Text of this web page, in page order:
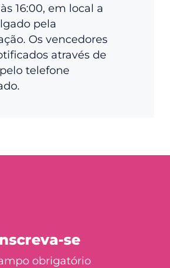
16:00, em local a
pela
Os vencedores
através de
telefone
se
obrigatório